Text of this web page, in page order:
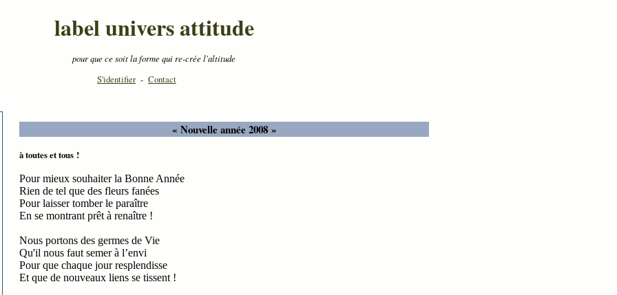
label univers attitude
pour que ce soit la forme qui re-crée l'altitude
S'identifier - Contact
« Nouvelle année 2008 »
à toutes et tous !
Pour mieux souhaiterla BonneAnnée
Rien de tel que des fleurs fanées
Pour laisser tomber le paraître
En se montrant prêt à renaître !
Nous portons des germes de Vie
Qu'il nous faut semer à l’envi
Pour que chaque jour resplendisse
Et que de nouveaux liens se tissent !